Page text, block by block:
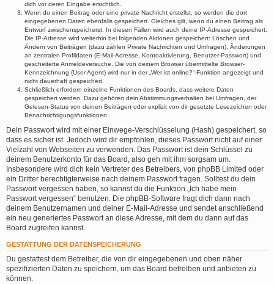
dich vor deren Eingabe ersichtlich.
Wenn du einen Beitrag oder eine private Nachricht erstellst, so werden die dort
eingegebenen Daten ebenfalls gespeichert. Gleiches gilt, wenn du einen Beitrag als
Entwurf zwischenspeicherst. In diesen Fällen wird auch deine IP-Adresse gespeichert.
Die IP-Adresse wird weiterhin bei folgenden Aktionen gespeichert: Löschen und
Ändern von Beiträgen (dazu zählen Private Nachrichten und Umfragen), Änderungen
an zentralen Profildaten (E-Mail-Adresse, Kontoaktivierung, Benutzer-Passwort) und
gescheiterte Anmeldeversuche. Die von deinem Browser übermittelte Browser-
Kennzeichnung (User Agent) wird nur in der „Wer ist online?“-Funktion angezeigt und
nicht dauerhaft gespeichert.
Schließlich erfordern einzelne Funktionen des Boards, dass weitere Daten
gespeichert werden. Dazu gehören dein Abstimmungsverhalten bei Umfragen, der
Gelesen-Status von deinen Beiträgen oder explizit von dir gesetzte Lesezeichen oder
Benachrichtigungsfunktionen.
Dein Passwort wird mit einer Einwege-Verschlüsselung (Hash) gespeichert, so
dass es sicher ist. Jedoch wird dir empfohlen, dieses Passwort nicht auf einer
Vielzahl von Webseiten zu verwenden. Das Passwort ist dein Schlüssel zu
deinem Benutzerkonto für das Board, also geh mit ihm sorgsam um.
Insbesondere wird dich kein Vertreter des Betreibers, von phpBB Limited oder
ein Dritter berechtigterweise nach deinem Passwort fragen. Solltest du dein
Passwort vergessen haben, so kannst du die Funktion „Ich habe mein
Passwort vergessen“ benutzen. Die phpBB-Software fragt dich dann nach
deinem Benutzernamen und deiner E-Mail-Adresse und sendet anschließend
ein neu generiertes Passwort an diese Adresse, mit dem du dann auf das
Board zugreifen kannst.
GESTATTUNG DER DATENSPEICHERUNG
Du gestattest dem Betreiber, die von dir eingegebenen und oben näher
spezifizierten Daten zu speichern, um das Board betreiben und anbieten zu
können.